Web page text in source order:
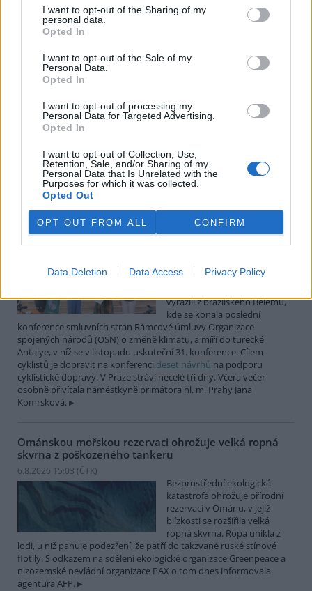
I want to opt-out of the Sharing of my
personal data.
Opted In
I want to opt-out of the Sale of my
Personal Data.
Opted In
I want to opt-out of processing my
Personal Data for Targeted Advertising.
Opted In
I want to opt-out of Collection, Use,
Retention, Sale, and/or Sharing of my
Personal Data that Is Unrelated with the
Purposes for which it was collected.
Opted Out
OPT OUT FROM ALL CONFIRM
Data Deletion Data Access Privacy Policy
Veterináři v horku ošetřují více zvířat, ohrožení jsou psi
se zploštělým čumákem
Veterináři v současných
vedrech ošetřují více zvířat.
krátkou lebkou a zploštělým
čumákem, jako jsou například mopsi nebo buldočci, starší jedinci a
zvířata se srdečním onemocněním. Jejich majitelé pro ně
dehydrataci nebo kolapsu. ČTK to sdělila viceprezidentka Komory
veterinárních lékařů ČR Kateřina Valdhans.
Do Prahy dorazili jezdci cyklistické štafety, míří na
konferenci o klimatu
Do Prahy dnes dorazili jezdci
mezinárodní cyklistické štafety
vyrazili z brazilského Belému,
kde se konala poslední
konference smluvních stran Rámcové úmluvy Organizace
spojených národů (OSN) o změně klimatu, a míří do turecké
Antalye, v níž se v listopadu uskuteční 31. konference. Cílem
cyklistů je dopravit na konferenci deset návrhů na podporu
cyklistické dopravy. V Praze stráví necelé tři dny. Včera večer
osobně přivítala náměstkyně primátora hl. m. Prahy Jana
Komrsková.
Ománskou mořskou rezervaci ohrožuje velká ropná
skvrna z poškozeného tankeru
6.8.2026 15:03 (ČTK)
Bezprostřední ekologická
katastrofa ohrožuje přírodní
rezervaci v Ománu, v jejíž
blízkosti se rozšířila velká
ropná skvrna. Ropa unikla z
lodi, u níž panuje podezření, že patří do takzvané ruské stínové
flotily. S odkazem na sdělení ekologické organizace Greenpeace a
nizozemské nevládní organizace PAX o tom dnes informovala
agentura AFP.